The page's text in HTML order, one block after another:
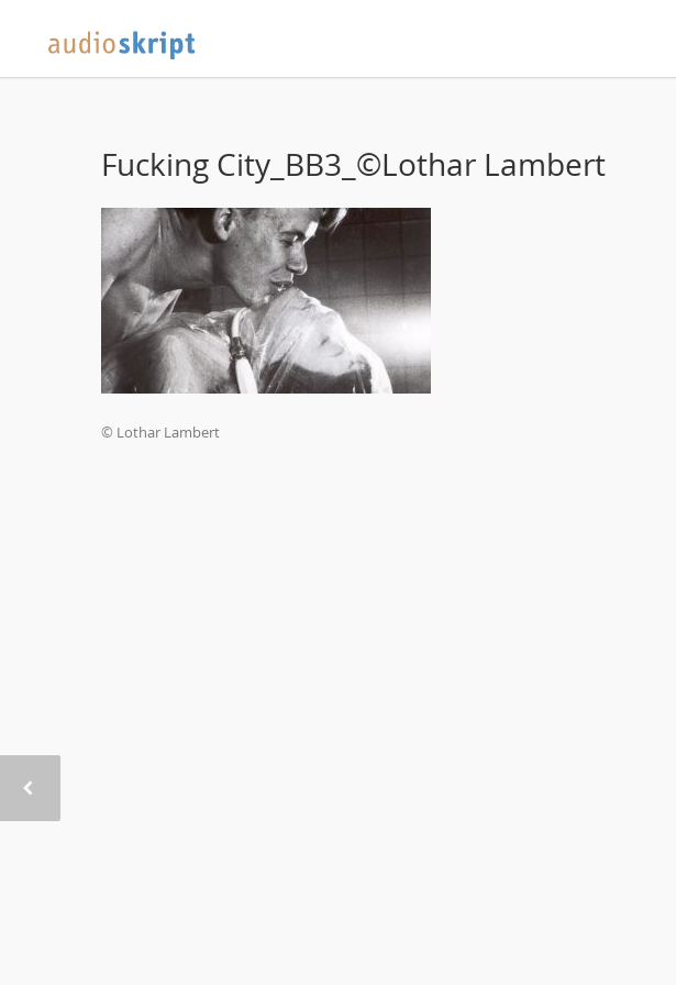
Fucking City_BB3_©Lothar Lambert
© Lothar Lambert